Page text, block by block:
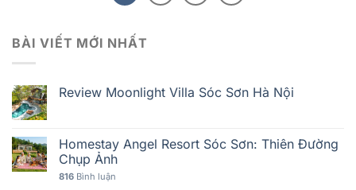
BÀI VIẾT MỚI NHẤT
Review Moonlight Villa Sóc Sơn Hà Nội
Homestay Angel Resort Sóc Sơn: Thiên Đường
Chụp Ảnh
816 Bình luận